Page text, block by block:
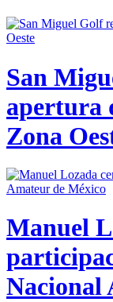
San
apertura
Zona
Manuel
Nacional